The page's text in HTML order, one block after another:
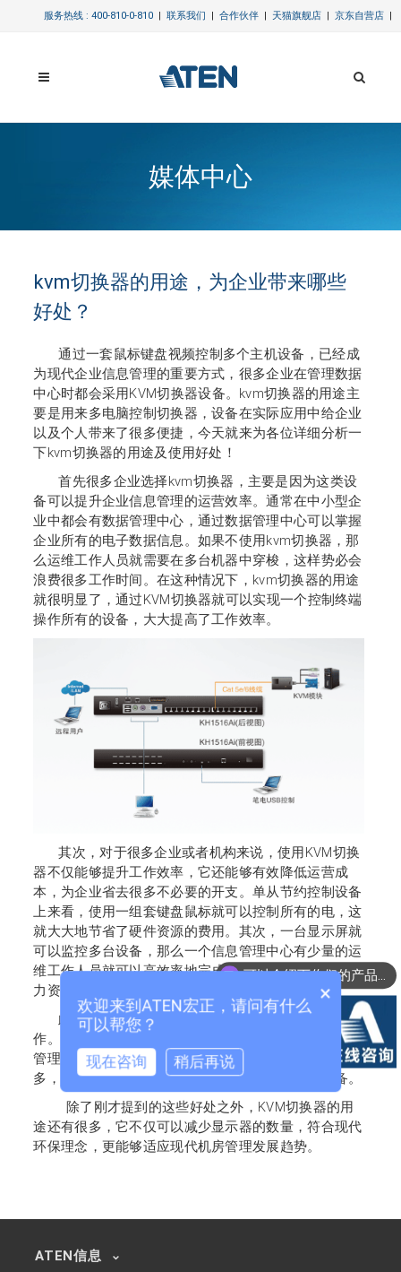
服务热线 : 400-810-0-810 | 联系我们 | 合作伙伴 | 天猫旗舰店 | 京东自营店 |
媒体中心
kvm切换器的用途，为企业带来哪些
好处？
通过一套鼠标键盘视频控制多个主机设备，已经成
为现代企业信息管理的重要方式，很多企业在管理数据
中心时都会采用KVM切换器设备。kvm切换器的用途主
要是用来多电脑控制切换器，设备在实际应用中给企业
以及个人带来了很多便捷，今天就来为各位详细分析一
下kvm切换器的用途及使用好处！
首先很多企业选择kvm切换器，主要是因为这类设
备可以提升企业信息管理的运营效率。通常在中小型企
业中都会有数据管理中心，通过数据管理中心可以掌握
企业所有的电子数据信息。如果不使用kvm切换器，那
么运维工作人员就需要在多台机器中穿梭，这样势必会
浪费很多工作时间。在这种情况下，kvm切换器的用途
就很明显了，通过KVM切换器就可以实现一个控制终端
操作所有的设备，大大提高了工作效率。
其次，对于很多企业或者机构来说，使用KVM切换
器不仅能够提升工作效率，它还能够有效降低运营成
本，为企业省去很多不必要的开支。单从节约控制设备
上来看，使用一组套键盘鼠标就可以控制所有的电，这
就大大地节省了硬件资源的费用。其次，一台显示屏就
可以监控多台设备，那么一个信息管理中心有少量的运
维工作人员就可以高效率地完成工作，这就是节约了人
力资源成本。
此外，一些企业还通过了
KVM切换器实现远程操
作。部分集团企业，由于分布位置零散，总部想要统一
管理数据中心非常难。不过，随着KVM切换器类型的增
多，现在已经可以实现KVM切换器远程操作多台设备。
除了刚才提到的这些好处之外，KVM切换器的用
途还有很多，它不仅可以减少显示器的数量，符合现代
环保理念，更能够适应现代机房管理发展趋势。
ATEN信息
可以介绍下你们的产品么？
×
欢迎来到ATEN宏正，请问有什么
可以帮您？
现在咨询 稍后再说